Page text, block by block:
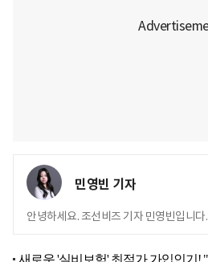
민영빈 기자
안녕하세요. 조선비즈 기자 민영빈입니다.